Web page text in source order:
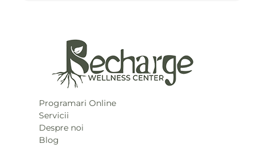
Programari Online
Servicii
Despre noi
Blog